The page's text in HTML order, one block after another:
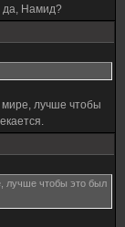
да, Намид?
мире, лучше чтобы
лучше чтобы это был